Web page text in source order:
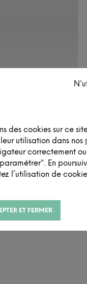
des cookies sur ce
utilisation dans nos
correctement
En
l’utilisation de
ET FERMER